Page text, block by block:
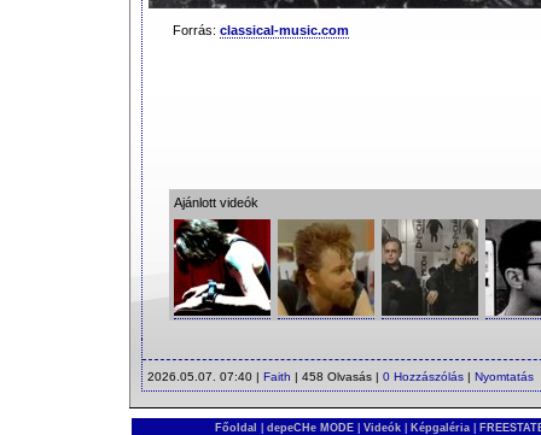
Forrás: classical-music.com
Ajánlott videók
2026.05.07. 07:40 | Faith | 458 Olvasás | 0 Hozzászólás | Nyomtatás
Főoldal depeCHe MODE Videók Képgaléria